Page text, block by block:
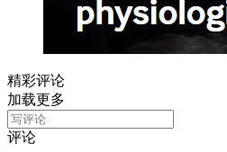
精彩评论
加载更多
评论